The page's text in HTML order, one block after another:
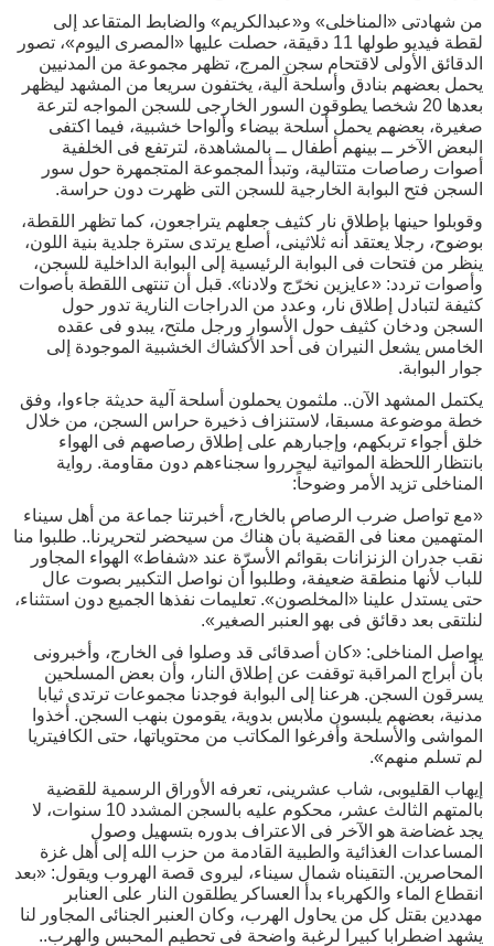
من شهادتى «المناخلى» و«عبدالكريم» والضابط المتقاعد إلى
لقطة فيديو طولها 11 دقيقة، حصلت عليها «المصرى اليوم»، تصور
الدقائق الأولى لاقتحام سجن المرج، تظهر مجموعة من المدنيين
يحمل بعضهم بنادق وأسلحة آلية، يختفون سريعا من المشهد ليظهر
بعدها 20 شخصا يطوقون السور الخارجى للسجن المواجه لترعة
صغيرة، بعضهم يحمل أسلحة بيضاء وألواحا خشبية، فيما اكتفى
البعض الآخر ــ بينهم أطفال ــ بالمشاهدة، لترتفع فى الخلفية
أصوات رصاصات متتالية، وتبدأ المجموعة المتجمهرة حول سور
السجن فتح البوابة الخارجية للسجن التى ظهرت دون حراسة.
وقوبلوا حينها بإطلاق نار كثيف جعلهم يتراجعون، كما تظهر اللقطة،
بوضوح، رجلا يعتقد أنه ثلاثينى، أصلع يرتدى سترة جلدية بنية اللون،
ينظر من فتحات فى البوابة الرئيسية إلى البوابة الداخلية للسجن،
وأصوات تردد: «عايزين نخرّج ولادنا». قبل أن تنتهى اللقطة بأصوات
كثيفة لتبادل إطلاق نار، وعدد من الدراجات النارية تدور حول
السجن ودخان كثيف حول الأسوار ورجل ملتح، يبدو فى عقده
الخامس يشعل النيران فى أحد الأكشاك الخشبية الموجودة إلى
جوار البوابة.
يكتمل المشهد الآن.. ملثمون يحملون أسلحة آلية حديثة جاءوا، وفق
خطة موضوعة مسبقا، لاستنزاف ذخيرة حراس السجن، من خلال
خلق أجواء تربكهم، وإجبارهم على إطلاق رصاصهم فى الهواء
بانتظار اللحظة المواتية ليحرروا سجناءهم دون مقاومة. رواية
المناخلى تزيد الأمر وضوحاً:
«مع تواصل ضرب الرصاص بالخارج، أخبرتنا جماعة من أهل سيناء
المتهمين معنا فى القضية بأن هناك من سيحضر لتحريرنا.. طلبوا منا
نقب جدران الزنزانات بقوائم الأسرّة عند «شفاط» الهواء المجاور
للباب لأنها منطقة ضعيفة، وطلبوا أن نواصل التكبير بصوت عال
حتى يستدل علينا «المخلصون». تعليمات نفذها الجميع دون استثناء،
لنلتقى بعد دقائق فى بهو العنبر الصغير».
يواصل المناخلى: «كان أصدقائى قد وصلوا فى الخارج، وأخبرونى
بأن أبراج المراقبة توقفت عن إطلاق النار، وأن بعض المسلحين
يسرقون السجن. هرعنا إلى البوابة فوجدنا مجموعات ترتدى ثيابا
مدنية، بعضهم يلبسون ملابس بدوية، يقومون بنهب السجن. أخذوا
المواشى والأسلحة وأفرغوا المكاتب من محتوياتها، حتى الكافيتريا
لم تسلم منهم».
إيهاب القليوبى، شاب عشرينى، تعرفه الأوراق الرسمية للقضية
بالمتهم الثالث عشر، محكوم عليه بالسجن المشدد 10 سنوات، لا
يجد غضاضة هو الآخر فى الاعتراف بدوره بتسهيل وصول
المساعدات الغذائية والطبية القادمة من حزب الله إلى أهل غزة
المحاصرين. التقيناه شمال سيناء، ليروى قصة الهروب ويقول: «بعد
انقطاع الماء والكهرباء بدأ العساكر يطلقون النار على العنابر
مهددين بقتل كل من يحاول الهرب، وكان العنبر الجنائى المجاور لنا
يشهد اضطرابا كبيرا لرغبة واضحة فى تحطيم المحبس والهرب..